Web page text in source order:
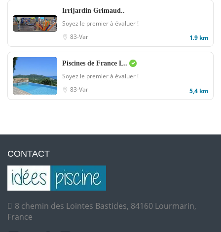
Irrijardin Grimaud..
Soyez le premier à évaluer !
83-Var
1.9 km
Piscines de France L..
Soyez le premier à évaluer !
83-Var
5,4 km
CONTACT
8 chemin des Lointes Bastides, 84160 Lourmarin,
France